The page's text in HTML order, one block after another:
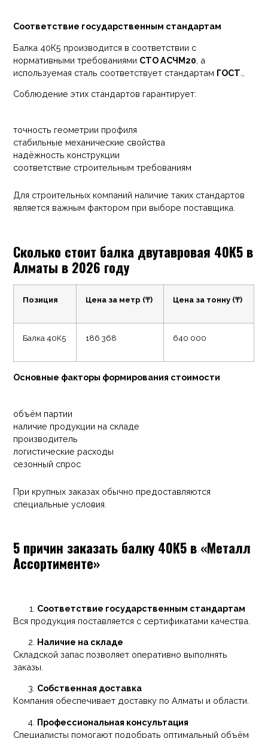
Соответствие государственным стандартам
Балка 40К5 производится в соответствии с
нормативными требованиями СТО АСЧМ20 , а
используемая сталь соответствует стандартам ГОСТ
Соблюдение этих стандартов гарантирует:
точность геометрии профиля
стабильные механические свойства
надёжность конструкции
соответствие строительным требованиям
Для строительных компаний наличие таких стандартов
является важным фактором при выборе поставщика.
Сколько стоит балка двутавровая 40К5 в
Алматы в 2026 году
Позиция Цена за метр (₸) Цена за тонну (₸)
Балка 40К5 186 368 640 000
Основные факторы формирования стоимости
объём партии
наличие продукции на складе
производитель
логистические расходы
сезонный спрос
При крупных заказах обычно предоставляются
специальные условия.
5 причин заказать балку 40К5 в «Металл
Ассортименте»
Соответствие государственным стандартам
Вся продукция поставляется с сертификатами качества.
Наличие на складе
Складской запас позволяет оперативно выполнять
заказы.
Собственная доставка
Компания обеспечивает доставку по Алматы и области.
Профессиональная консультация
Специалисты помогают подобрать оптимальный объём